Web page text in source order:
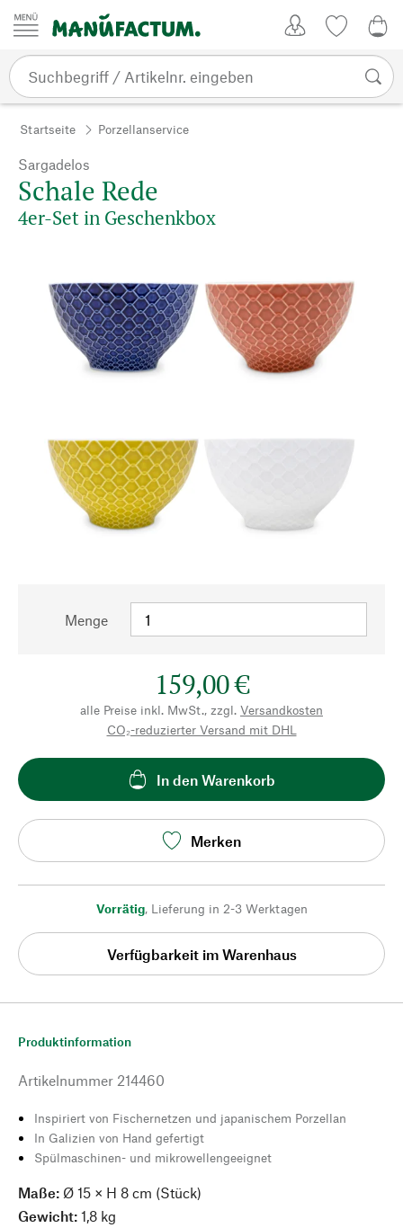
Zum Inhalt springen
Startseite Porzellanservice
Sargadelos
Schale Rede
4er-Set in Geschenkbox
Menge
159,00 €
alle Preise inkl. MwSt., zzgl. Versandkosten
CO₂-reduzierter Versand mit DHL
In den Warenkorb
Merken
Vorrätig, Lieferung in 2-3 Werktagen
Verfügbarkeit im Warenhaus
Produktinformation
Artikelnummer 214460
Inspiriert von Fischernetzen und japanischem Porzellan
In Galizien von Hand gefertigt
Spülmaschinen- und mikrowellengeeignet
Maße: Ø 15 × H 8 cm (Stück)
Gewicht: 1,8 kg